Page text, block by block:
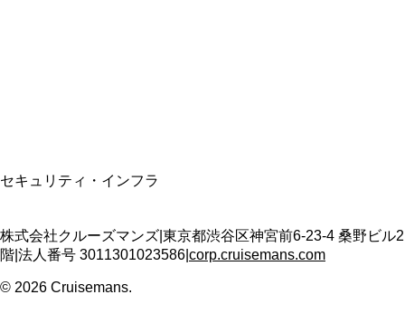
セキュリティ・インフラ
株式会社クルーズマンズ 東京都渋谷区神宮前6-23-4 桑野ビル2
階 法人番号 3011301023586 corp.cruisemans.com
© 2026 Cruisemans.